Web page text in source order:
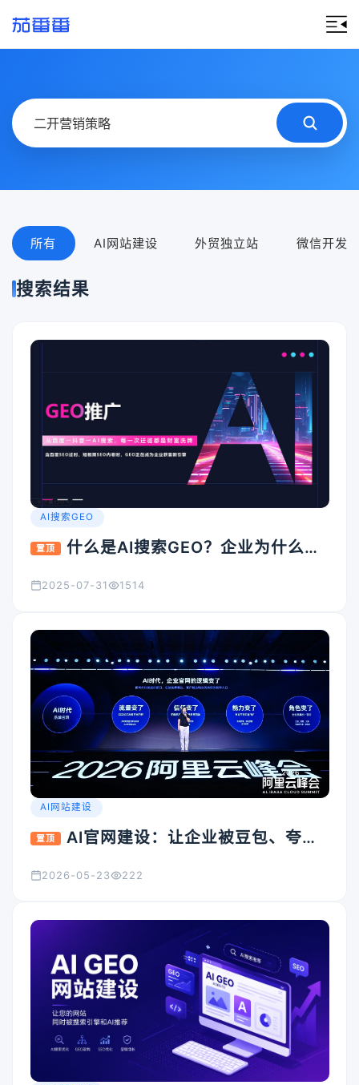
所有 AI网站建设 外贸独立站 微信开发
搜索结果
AI搜索GEO
置顶
什么是AI搜索GEO？企业为什么要
2025-07-31 1514
AI网站建设
置顶
AI官网建设：让企业被豆包、夸
2026-05-23 222